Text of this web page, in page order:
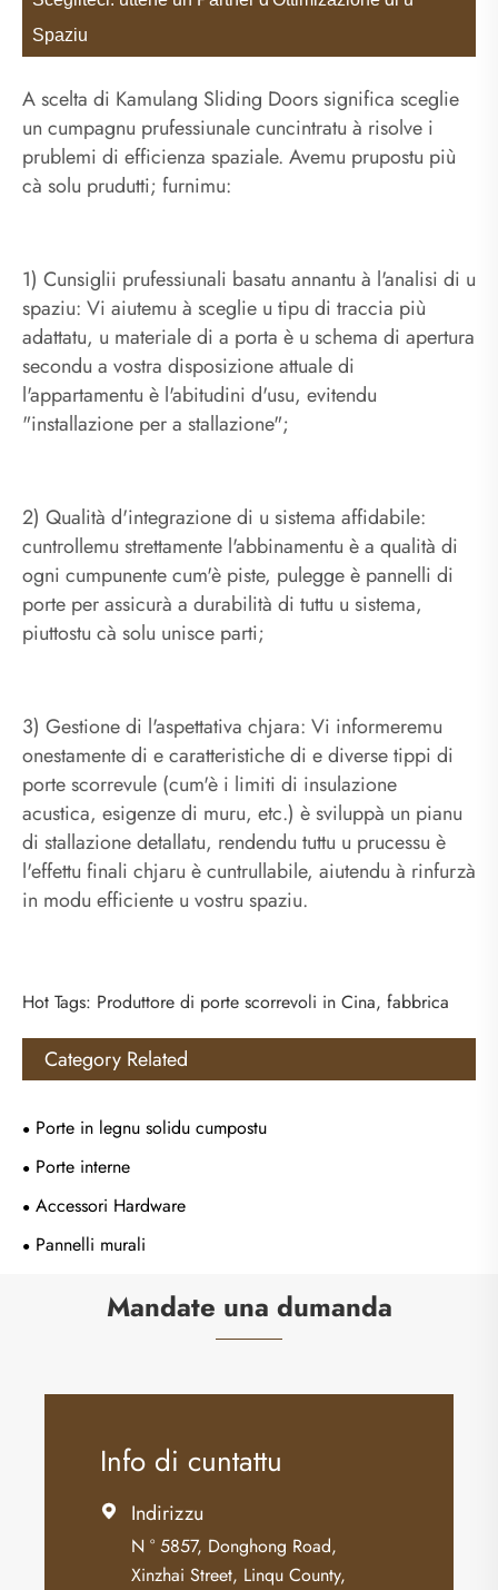
Spaziu
A scelta di Kamulang Sliding Doors significa sceglie
un cumpagnu prufessiunale cuncintratu à risolve i
prublemi di efficienza spaziale. Avemu prupostu più
cà solu prudutti; furnimu:
1) Cunsiglii prufessiunali basatu annantu à l'analisi di u
spaziu: Vi aiutemu à sceglie u tipu di traccia più
adattatu, u materiale di a porta è u schema di apertura
secondu a vostra disposizione attuale di
l'appartamentu è l'abitudini d'usu, evitendu
"installazione per a stallazione";
2) Qualità d'integrazione di u sistema affidabile:
cuntrollemu strettamente l'abbinamentu è a qualità di
ogni cumpunente cum'è piste, pulegge è pannelli di
porte per assicurà a durabilità di tuttu u sistema,
piuttostu cà solu unisce parti;
3) Gestione di l'aspettativa chjara: Vi informeremu
onestamente di e caratteristiche di e diverse tippi di
porte scorrevule (cum'è i limiti di insulazione
acustica, esigenze di muru, etc.) è sviluppà un pianu
di stallazione detallatu, rendendu tuttu u prucessu è
l'effettu finali chjaru è cuntrullabile, aiutendu à rinfurzà
in modu efficiente u vostru spaziu.
Hot Tags: Produttore di porte scorrevoli in Cina, fabbrica
Category Related
Porte in legnu solidu cumpostu
Porte interne
Accessori Hardware
Pannelli murali
Mandate una dumanda
Info di cuntattu
 Indirizzu
N ° 5857, Donghong Road,
Xinzhai Street, Linqu County,